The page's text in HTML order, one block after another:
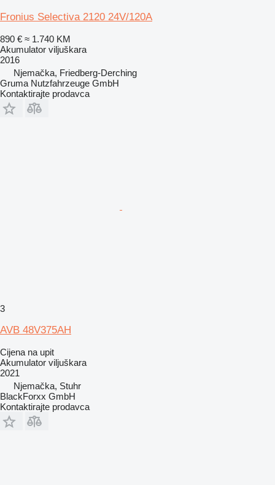
Fronius Selectiva 2120 24V/120A
890 € ≈ 1.740 KM
Akumulator viljuškara
2016
Njemačka, Friedberg-Derching
Gruma Nutzfahrzeuge GmbH
Kontaktirajte prodavca
3
AVB 48V375AH
Cijena na upit
Akumulator viljuškara
2021
Njemačka, Stuhr
BlackForxx GmbH
Kontaktirajte prodavca